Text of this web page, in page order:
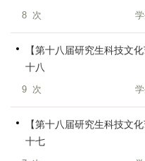
8 次
【第十八届研究生科技文
十八
9 次
【第十八届研究生科技文
十七